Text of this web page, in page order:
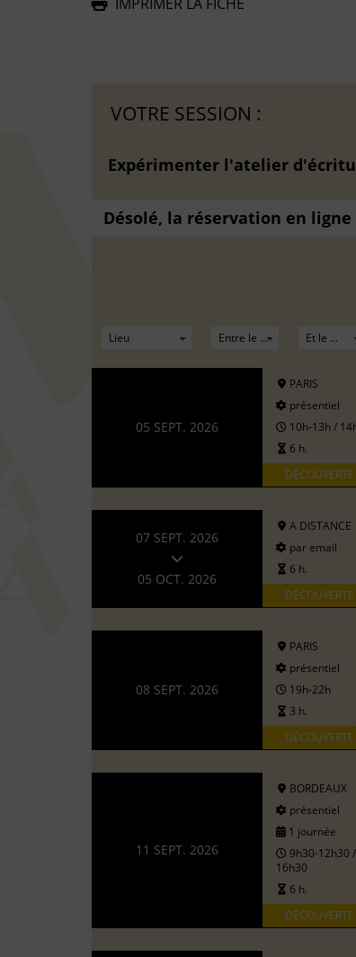
VOTRE SESSION :
Expérimenter l'atelier
Désolé, la réservation en
05 SEPT. 2026
PARIS
présentiel
10h-13h /
6 h.
DÉCOUVERTE
07 SEPT. 2026
05 OCT. 2026
A DISTANCE
par email
6 h.
DÉCOUVERTE
08 SEPT. 2026
PARIS
présentiel
19h-22h
3 h.
DÉCOUVERTE
11 SEPT. 2026
BORDEAUX
présentiel
1 journée
9h30-12h30
16h30
6 h.
DÉCOUVERTE